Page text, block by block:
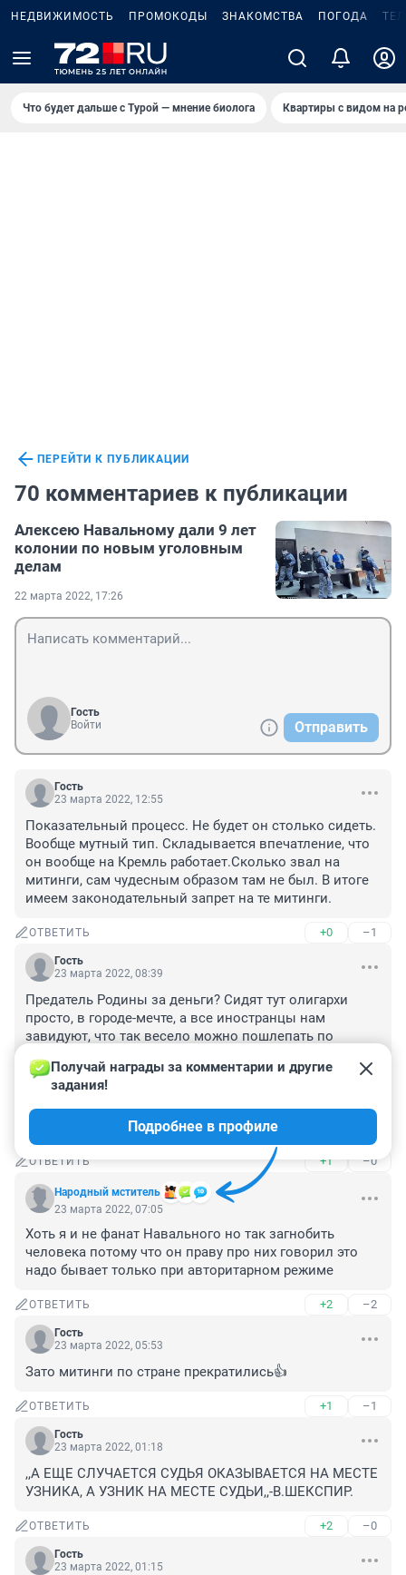
НЕДВИЖИМОСТЬ ПРОМОКОДЫ ЗНАКОМСТВА ПОГОДА
Что будет дальше с Турой — мнение биолога Квартиры с видом на
ПЕРЕЙТИ К ПУБЛИКАЦИИ
70 комментариев к публикации
Алексею Навальному дали 9 лет
колонии по новым уголовным
делам
22 марта 2022, 17:26
Гость
Войти
Отправить
Гость
23 марта 2022, 12:55
Показательный процесс. Не будет он столько сидеть.
Вообще мутный тип. Складывается впечатление, что
он вообще на Кремль работает.Сколько звал на
митинги, сам чудесным образом там не был. В итоге
имеем законодательный запрет на те митинги.
ОТВЕТИТЬ +0 –1
Гость
23 марта 2022, 08:39
Предатель Родины за деньги? Сидят тут олигархи
просто, в городе-мечте, а все иностранцы нам
завидуют, что так весело можно пошлепать по
Вы просто откройте список даже самых крупных яхт в
мире: там сплошные арабы и выходцы из России.
Алексей получил абсурдный срок по абсурдному
ОТВЕТИТЬ +1 –0
Народный мститель
Получай награды за комментарии и другие
задания!
Подробнее в профиле
23 марта 2022, 07:05
Хоть я и не фанат Навального но так загнобить
человека потому что он праву про них говорил это
надо бывает только при авторитарном режиме
ОТВЕТИТЬ +2 –2
Гость
23 марта 2022, 05:53
Зато митинги по стране прекратились👍
ОТВЕТИТЬ +1 –1
Гость
23 марта 2022, 01:18
,,А ЕЩЕ СЛУЧАЕТСЯ СУДЬЯ ОКАЗЫВАЕТСЯ НА МЕСТЕ
УЗНИКА, А УЗНИК НА МЕСТЕ СУДЬИ,,-В.ШЕКСПИР.
ОТВЕТИТЬ +2 –0
Гость
23 марта 2022, 01:15